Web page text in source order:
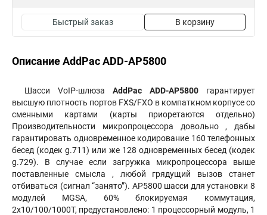
Быстрый заказ В корзину
Описание AddPac ADD-AP5800
Шасси VoIP-шлюза AddPac ADD-AP5800 гарантирует
высшую плотность портов FXS/FXO в компаткном корпусе со
сменными картами (карты приоретаются отдельно)
Производительности микропроцессора довольно , дабы
гарантировать одновременное кодирование 160 телефонных
бесед (кодек g.711) или же 128 одновременных бесед (кодек
g.729). В случае если загружка микропроцессора выше
поставленные смысла , любой грядущий вызов станет
отбиваться (сигнал “занято”). AP5800 шасси для установки 8
модулей MGSA, 60% блокируемая коммутация,
2x10/100/1000T, предустановлено: 1 процессорный модуль, 1